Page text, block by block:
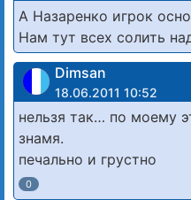
А Назаренко игрок
Нам тут всех солить
Dimsan
18.06.2011 10:52
нельзя так… по моему
знамя.
печально и грустно
0